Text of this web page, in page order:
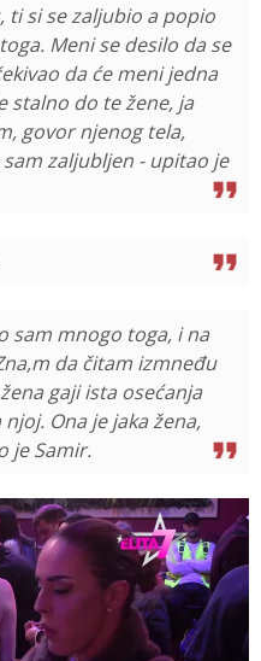
ti si se zaljubio a popio
Meni se desilo da se
da će meni jedna
stalno do te žene, ja
govor njenog tela,
zaljubljen - upitao je
sam mnogo toga, i na
da čitam izmneđu
gaji ista osećanja
Ona je jaka žena,
je Samir.